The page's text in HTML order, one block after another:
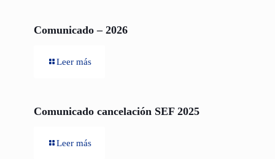
Comunicado – 2026
Leer más
Comunicado cancelación SEF 2025
Leer más